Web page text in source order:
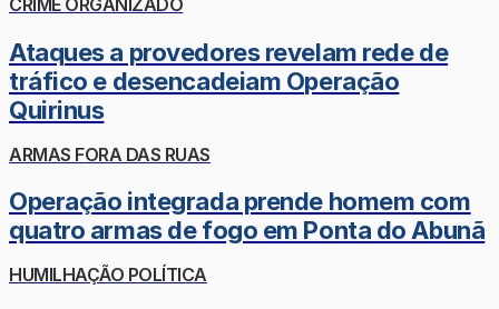
CRIME ORGANIZADO
Ataques a provedores revelam rede de
tráfico e desencadeiam Operação
Quirinus
ARMAS FORA DAS RUAS
Operação integrada prende homem com
quatro armas de fogo em Ponta do Abunã
HUMILHAÇÃO POLÍTICA